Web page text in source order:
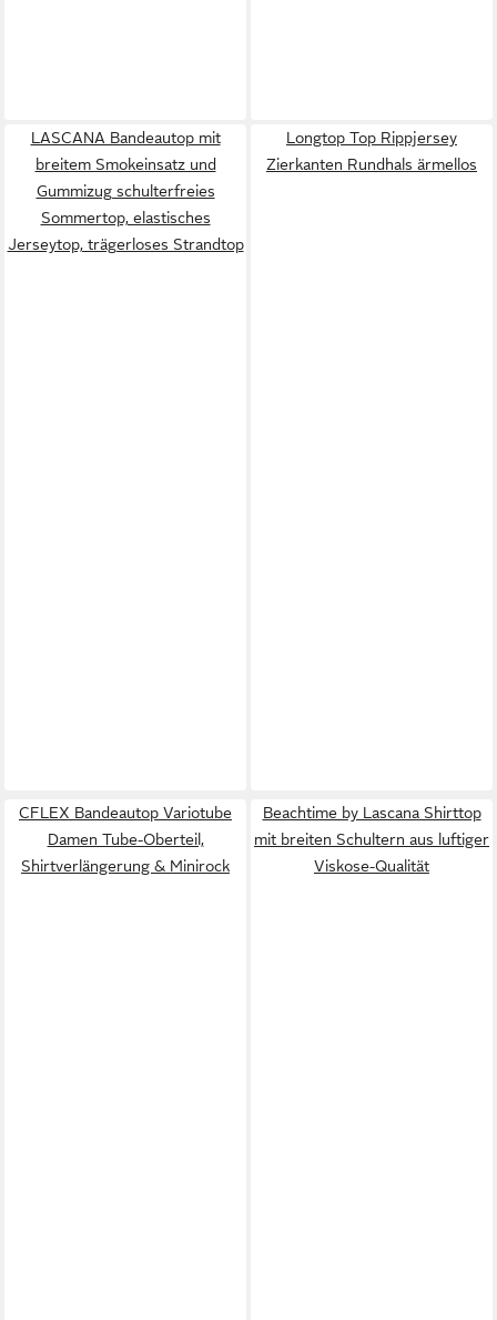
LASCANA Bandeautop mit
breitem Smokeinsatz und
Gummizug schulterfreies
Sommertop, elastisches
Jerseytop, trägerloses Strandtop
Longtop Top Rippjersey
Zierkanten Rundhals ärmellos
CFLEX Bandeautop Variotube
Damen Tube-Oberteil,
Shirtverlängerung & Minirock
Beachtime by Lascana Shirttop
mit breiten Schultern aus luftiger
Viskose-Qualität